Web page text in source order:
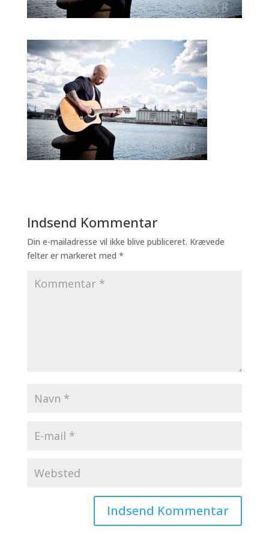
Indsend Kommentar
Din e-mailadresse vil ikke blive publiceret. Krævede
felter er markeret med *